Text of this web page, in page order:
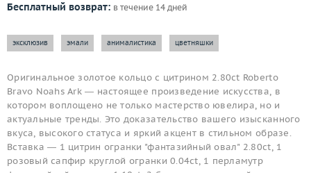
Бесплатный возврат: в течение 14 дней
эксклюзив эмали анималистика цветняшки
Оригинальное золотое кольцо с цитрином 2.80ct Roberto
Bravo Noahs Ark — настоящее произведение искусства, в
котором воплощено не только мастерство ювелира, но и
актуальные тренды. Это доказательство вашего изысканного
вкуса, высокого статуса и яркий акцент в стильном образе.
Вставка — 1 цитрин огранки "фантазийный овал" 2.80ct, 1
розовый сапфир круглой огранки 0.04ct, 1 перламутр